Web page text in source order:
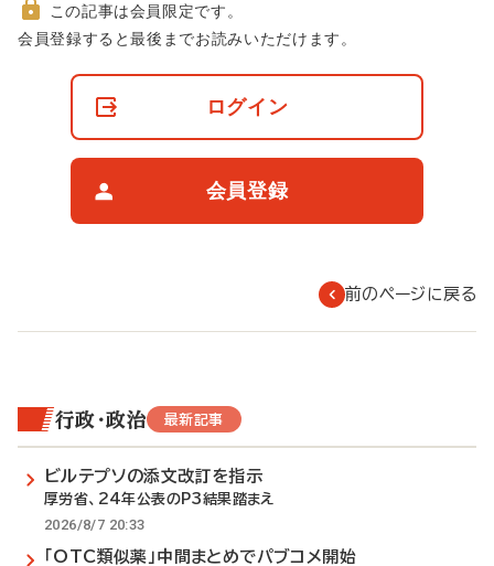
非
この記事は会員限定です。
会員登録すると最後までお読みいただけます。
ログイン
会員登録
前のページに戻る
行政・政治 最新記事
ビルテプソの添文改訂を指示
厚労省、24年公表のP3結果踏まえ
2026/8/7 20:33
「OTC類似薬」中間まとめでパブコメ開始